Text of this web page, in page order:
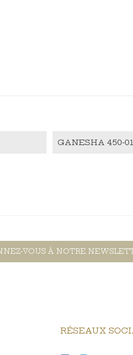
GANESHA 450-
VOUS À NOTRE
RÉSEAUX